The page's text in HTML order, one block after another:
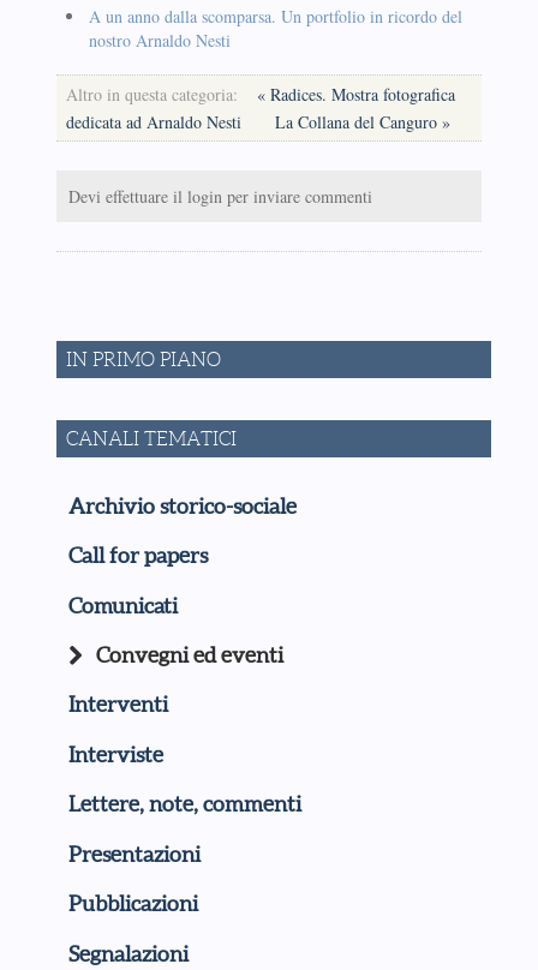
A un anno dalla scomparsa. Un portfolio in ricordo del
nostro Arnaldo Nesti
Altro in questa categoria:
« Radices. Mostra fotografica
dedicata ad Arnaldo Nesti
La Collana del Canguro »
Devi effettuare il login per inviare commenti
IN PRIMO PIANO
CANALI TEMATICI
Archivio storico-sociale
Call for papers
Comunicati
Convegni ed eventi
Interventi
Interviste
Lettere, note, commenti
Presentazioni
Pubblicazioni
Segnalazioni